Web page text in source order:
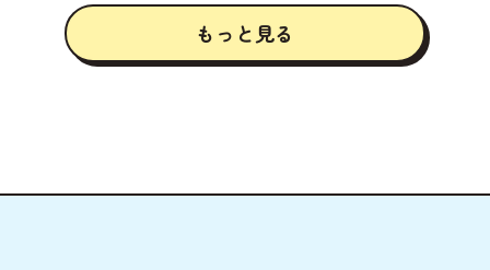
もっと 見る